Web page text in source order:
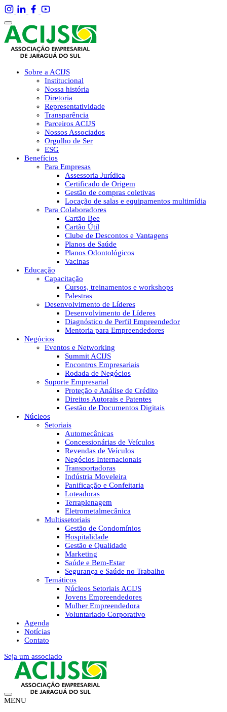
Sobre a ACIJS
Institucional
Nossa história
Diretoria
Representatividade
Transparência
Parceiros ACIJS
Nossos Associados
Orgulho de Ser
ESG
Benefícios
Para Empresas
Assessoria Jurídica
Certificado de Origem
Gestão de compras coletivas
Locação de salas e equipamentos multimídia
Para Colaboradores
Cartão Bee
Cartão Útil
Clube de Descontos e Vantagens
Planos de Saúde
Planos Odontológicos
Vacinas
Educação
Capacitação
Cursos, treinamentos e workshops
Palestras
Desenvolvimento de Líderes
Desenvolvimento de Líderes
Diagnóstico de Perfil Empreendedor
Mentoria para Empreendedores
Negócios
Eventos e Networking
Summit ACIJS
Encontros Empresariais
Rodada de Negócios
Suporte Empresarial
Proteção e Análise de Crédito
Direitos Autorais e Patentes
Gestão de Documentos Digitais
Núcleos
Setoriais
Automecânicas
Concessionárias de Veículos
Revendas de Veículos
Negócios Internacionais
Transportadoras
Indústria Moveleira
Panificação e Confeitaria
Loteadoras
Terraplenagem
Eletrometalmecânica
Multissetoriais
Gestão de Condomínios
Hospitalidade
Gestão e Qualidade
Marketing
Saúde e Bem-Estar
Segurança e Saúde no Trabalho
Temáticos
Núcleos Setoriais ACIJS
Jovens Empreendedores
Mulher Empreendedora
Voluntariado Corporativo
Agenda
Notícias
Contato
Seja um associado
MENU